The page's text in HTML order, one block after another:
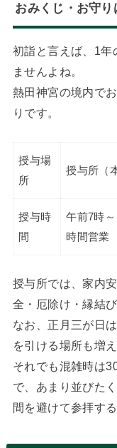
おみくじ・お守り
初詣と言えば、1年
ませんよね。
熱田神宮の境内で
りです。
授与場
所
授与所（
授与時
間
午前7時
時間営業
授与所では、家内
全・厄除け・縁結
なお、正月三が日
を引ける場所も増
それでも混雑時は
で、あまり並びた
間を避けて参拝す